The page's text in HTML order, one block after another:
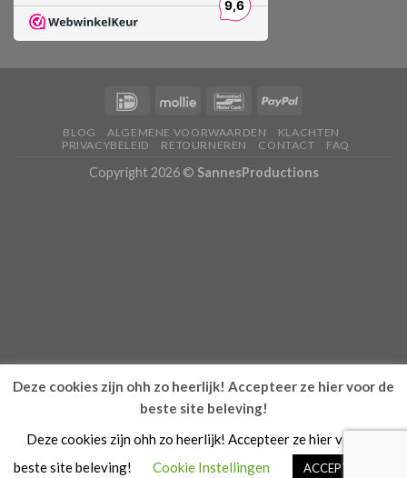
BLOG ALGEMENE VOORWAARDEN
KLACHTEN
PRIVACYBELEID
RETOURNEREN CONTACT FAQ
Copyright 2026 © SannesProductions
Deze cookies zijn ohh zo heerlijk! Accepteer ze hier voor de
beste site beleving!
Deze cookies zijn ohh zo heerlijk! Accepteer ze hier voor de
beste site beleving!
Cookie Instellingen ACCEPTEREN